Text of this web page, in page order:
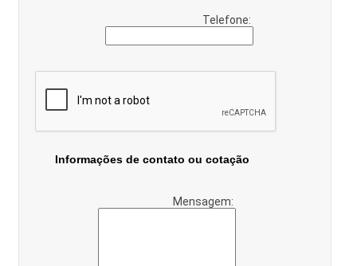
Telefone:
Informações de contato ou cotação
Mensagem: